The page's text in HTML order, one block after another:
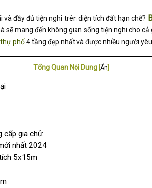
và đầy đủ tiện nghi trên diện tích đất hạn chế?
sẽ mang đến không gian sống tiện nghi cho
phố4 tầng đẹp nhất và được nhiều người
Tổng Quan Nội Dung Ẩn
cấp gia chủ:
nhất 2024
5x15m